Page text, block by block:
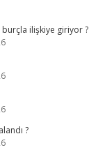
burçla ilişkiye giriyor ?
?